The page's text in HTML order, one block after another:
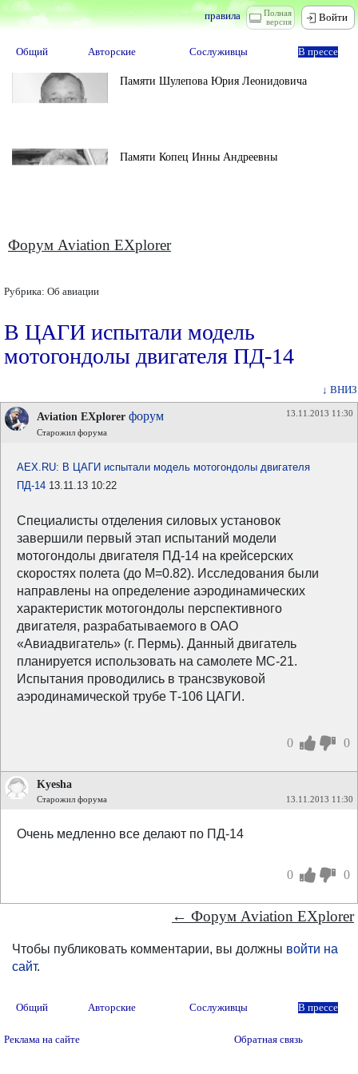
Полная
версия
правила Войти
Общий Авторские Сослуживцы В прессе
Памяти Шулепова Юрия Леонидовича
Памяти Копец Инны Андреевны
Форум Aviation EXplorer
Рубрика: Об авиации
В ЦАГИ испытали модель
мотогондолы двигателя ПД-14
↓ ВНИЗ
Aviation EXplorer форум
Старожил форума
13.11.2013 11:30
AEX.RU: В ЦАГИ испытали модель мотогондолы двигателя
ПД-14 13.11.13 10:22
Специалисты отделения силовых установок
завершили первый этап испытаний модели
мотогондолы двигателя ПД-14 на крейсерских
скоростях полета (до М=0.82). Исследования были
направлены на определение аэродинамических
характеристик мотогондолы перспективного
двигателя, разрабатываемого в ОАО
«Авиадвигатель» (г. Пермь). Данный двигатель
планируется использовать на самолете МС-21.
Испытания проводились в трансзвуковой
аэродинамической трубе Т-106 ЦАГИ.
0 0
Kyesha
Старожил форума 13.11.2013 11:30
Очень медленно все делают по ПД-14
0 0
← Форум Aviation EXplorer
Чтобы публиковать комментарии, вы должны войти на
сайт.
Общий Авторские Сослуживцы В прессе
Реклама на сайте Обратная связь